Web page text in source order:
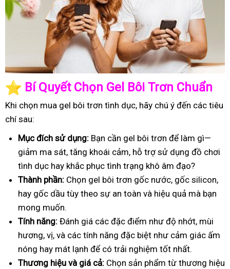
Bí Quyết Chọn Gel Bôi Trơn Chuẩn
Khi chọn mua gel bôi trơn tình dục, hãy chú ý đến các tiêu
chí sau:
Mục đích sử dụng: Bạn cần gel bôi trơn để làm gì—
giảm ma sát, tăng khoái cảm, hỗ trợ sử dụng đồ chơi
tình dục hay khắc phục tình trạng khô âm đạo?
Thành phần: Chọn gel bôi trơn gốc nước, gốc silicon,
hay gốc dầu tùy theo sự an toàn và hiệu quả mà bạn
mong muốn.
Tính năng: Đánh giá các đặc điểm như độ nhớt, mùi
hương, vị, và các tính năng đặc biệt như cảm giác ấm
nóng hay mát lạnh để có trải nghiệm tốt nhất.
Thương hiệu và giá cả: Chọn sản phẩm từ thương hiệu